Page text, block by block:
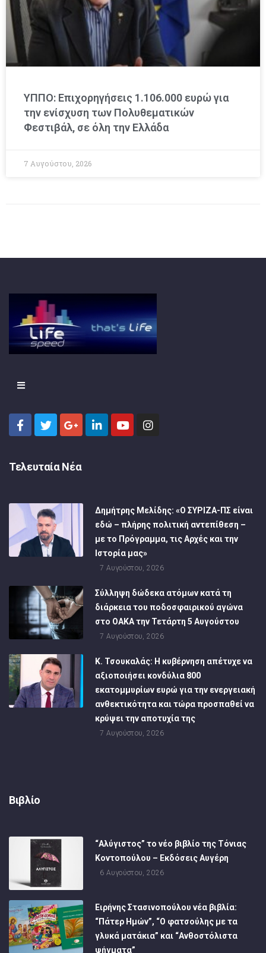
ΥΠΠΟ: Επιχορηγήσεις 1.106.000 ευρώ για
την ενίσχυση των Πολυθεματικών
Φεστιβάλ, σε όλη την Ελλάδα
7 Αυγούστου, 2026
Τελευταία Νέα
Δημήτρης Μελίδης: «Ο ΣΥΡΙΖΑ-ΠΣ είναι
εδώ – πλήρης πολιτική αντεπίθεση –
με το Πρόγραμμα, τις Αρχές και την
Ιστορία μας»
7 Αυγούστου, 2026
Σύλληψη δώδεκα ατόμων κατά τη
διάρκεια του ποδοσφαιρικού αγώνα
στο ΟΑΚΑ την Τετάρτη 5 Αυγούστου
7 Αυγούστου, 2026
Κ. Τσουκαλάς: Η κυβέρνηση απέτυχε να
αξιοποιήσει κονδύλια 800
εκατομμυρίων ευρώ για την ενεργειακή
ανθεκτικότητα και τώρα προσπαθεί να
κρύψει την αποτυχία της
7 Αυγούστου, 2026
Βιβλίο
“Αλύγιστος” το νέο βιβλίο της Τόνιας
Κοντοπούλου – Εκδόσεις Αυγέρη
6 Αυγούστου, 2026
Ειρήνης Στασινοπούλου νέα βιβλία:
“Πάτερ Ημών”, “Ο φατσούλης με τα
γλυκά ματάκια” και “Ανθοστόλιστα
ψήγματα”